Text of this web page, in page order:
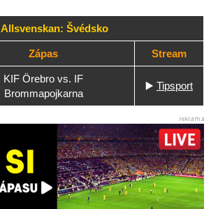
Allsvenskan: Švédsko
Zápas Stream
KIF Örebro vs. IF
Brommapojkarna
▶️ Tipsport